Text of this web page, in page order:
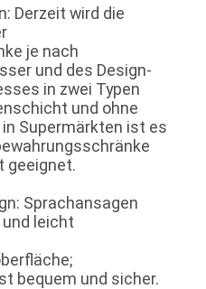
Derzeit wird die
je nach
und des Design-
in zwei Typen
und ohne
Supermärkten ist es
geeignet.
Sprachansagen
leicht
bequem und sicher.